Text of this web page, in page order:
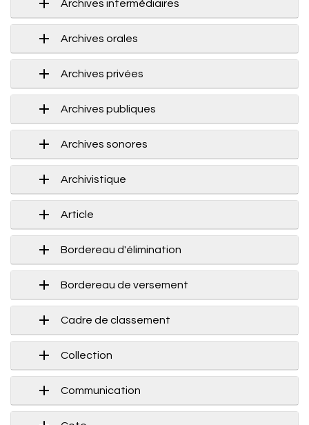
Archives intermédiaires
Archives orales
Archives privées
Archives publiques
Archives sonores
Archivistique
Article
Bordereau d'élimination
Bordereau de versement
Cadre de classement
Collection
Communication